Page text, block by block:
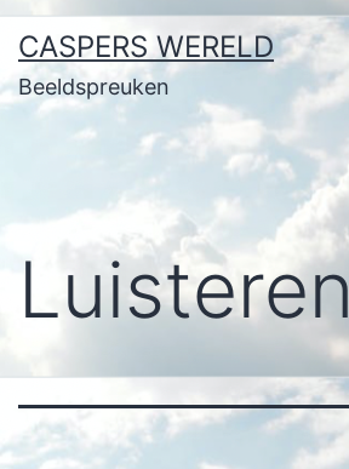
Ga
naar
de
CASPERS WERELD
Beeldspreuken
Luisteren